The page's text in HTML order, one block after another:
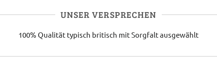
UNSER VERSPRECHEN
100% Qualität typisch britisch mit Sorgfalt ausgewählt